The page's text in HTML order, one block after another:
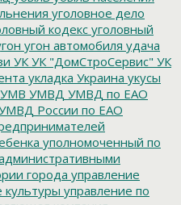
уголовное дело
кодекс уголовный
угон автомобиля удача
УК УК "ДомСтроСервис" УК
укладка Украина укусы
УМВ УМВД УМВД по ЕАО
России по ЕАО
уполномоченный по
города управление
культуры управление по